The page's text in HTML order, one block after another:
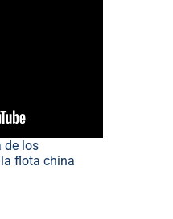
de los
flota china